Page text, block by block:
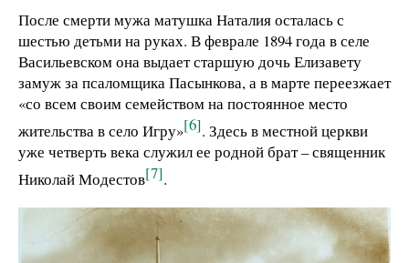
После смерти мужа матушка Наталия осталась с
шестью детьми на руках. В феврале 1894 года в селе
Васильевском она выдает старшую дочь Елизавету
замуж за псаломщика Пасынкова, а в марте переезжает
«со всем своим семейством на постоянное место
жительства в село Игру»[6]. Здесь в местной церкви
уже четверть века служил ее родной брат – священник
Николай Модестов[7].